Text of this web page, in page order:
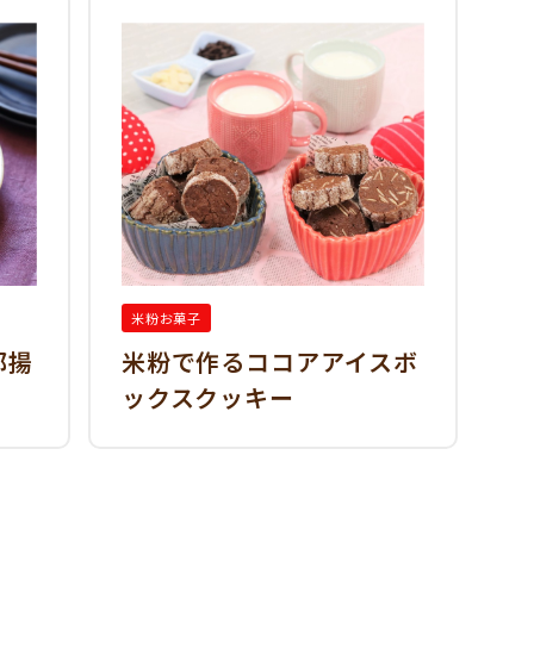
米粉お菓子
米粉で作るココアアイスボ
ックスクッキー